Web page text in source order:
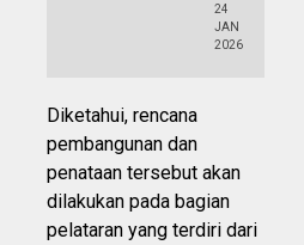
24
JAN
2026
Diketahui, rencana
pembangunan dan
penataan tersebut akan
dilakukan pada bagian
pelataran yang terdiri dari